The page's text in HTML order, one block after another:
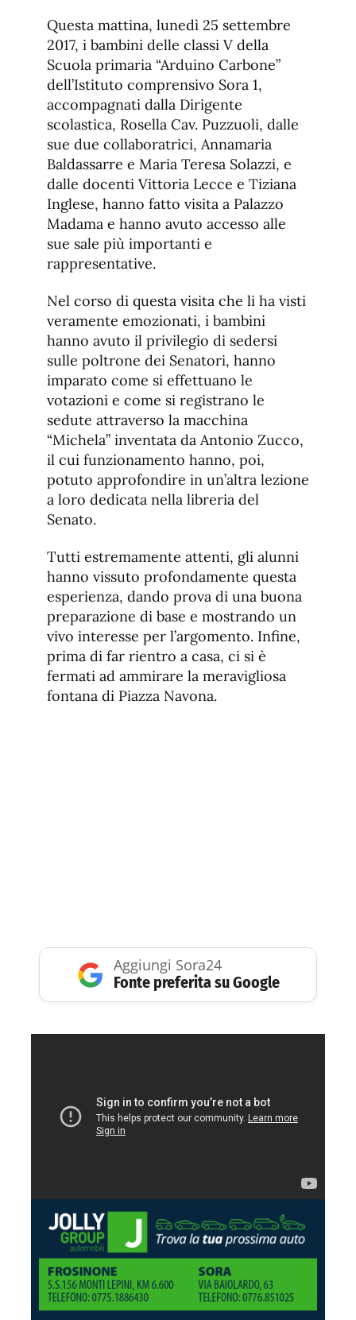
de
fuente
de
fuente.
Questa mattina, lunedì 25 settembre
2017, i bambini delle classi V della
Scuola primaria “Arduino Carbone”
dell’Istituto comprensivo Sora 1,
accompagnati dalla Dirigente
scolastica, Rosella Cav. Puzzuoli, dalle
sue due collaboratrici, Annamaria
Baldassarre e Maria Teresa Solazzi, e
dalle docenti Vittoria Lecce e Tiziana
Inglese, hanno fatto visita a Palazzo
Madama e hanno avuto accesso alle
sue sale più importanti e
rappresentative.
Nel corso di questa visita che li ha visti
veramente emozionati, i bambini
hanno avuto il privilegio di sedersi
sulle poltrone dei Senatori, hanno
imparato come si effettuano le
votazioni e come si registrano le
sedute attraverso la macchina
“Michela” inventata da Antonio Zucco,
il cui funzionamento hanno, poi,
potuto approfondire in un’altra lezione
a loro dedicata nella libreria del
Senato.
Tutti estremamente attenti, gli alunni
hanno vissuto profondamente questa
esperienza, dando prova di una buona
preparazione di base e mostrando un
vivo interesse per l’argomento. Infine,
prima di far rientro a casa, ci si è
fermati ad ammirare la meravigliosa
fontana di Piazza Navona.
Aggiungi Sora24
Fonte preferita su Google